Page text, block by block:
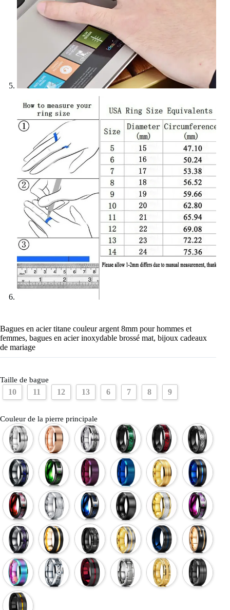
Bagues en acier titane couleur argent 8mm pour hommes et
femmes, bagues en acier inoxydable brossé mat, bijoux cadeaux
de mariage
Taille de bague
10 11 12 13 6 7 8 9
Couleur de la pierre principale